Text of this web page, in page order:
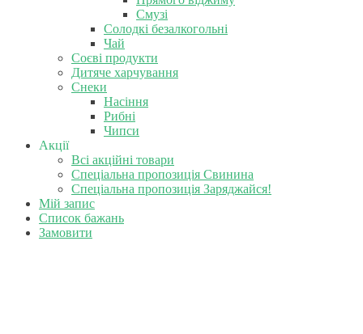
Смузі
Солодкі безалкогольні
Чай
Соєві продукти
Дитяче харчування
Снеки
Насіння
Рибні
Чипси
Акції
Всі акційні товари
Спеціальна пропозиція Свинина
Спеціальна пропозиція Заряджайся!
Мій запис
Список бажань
Замовити